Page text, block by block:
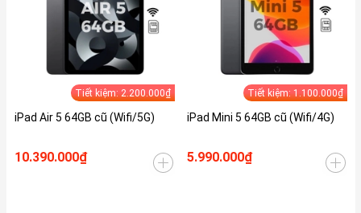
Tiết kiệm: 2.200.000₫
iPad Air 5 64GB cũ (Wifi/5G)
10.390.000₫
Tiết kiệm: 1.100.000₫
iPad Mini 5 64GB cũ (Wifi/4G)
5.990.000₫